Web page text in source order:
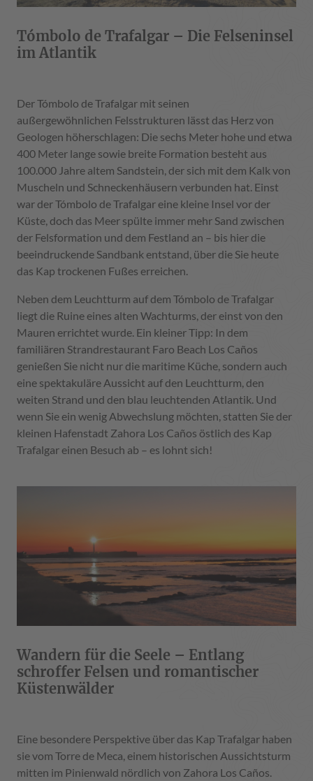
Tómbolo de Trafalgar – Die Felseninsel
im Atlantik
Der Tómbolo de Trafalgar mit seinen
außergewöhnlichen Felsstrukturen lässt das Herz von
Geologen höherschlagen: Die sechs Meter hohe und etwa
400 Meter lange sowie breite Formation besteht aus
100.000 Jahre altem Sandstein, der sich mit dem Kalk von
Muscheln und Schneckenhäusern verbunden hat. Einst
war der Tómbolo de Trafalgar eine kleine Insel vor der
Küste, doch das Meer spülte immer mehr Sand zwischen
der Felsformation und dem Festland an – bis hier die
beeindruckende Sandbank entstand, über die Sie heute
das Kap trockenen Fußes erreichen.
Neben dem Leuchtturm auf dem Tómbolo de Trafalgar
liegt die Ruine eines alten Wachturms, der einst von den
Mauren errichtet wurde. Ein kleiner Tipp: In dem
familiären Strandrestaurant Faro Beach Los Caños
genießen Sie nicht nur die maritime Küche, sondern auch
eine spektakuläre Aussicht auf den Leuchtturm, den
weiten Strand und den blau leuchtenden Atlantik. Und
wenn Sie ein wenig Abwechslung möchten, statten Sie der
kleinen Hafenstadt Zahora Los Caños östlich des Kap
Trafalgar einen Besuch ab – es lohnt sich!
Wandern für die Seele – Entlang
schroffer Felsen und romantischer
Küstenwälder
Eine besondere Perspektive über das Kap Trafalgar haben
sie vom Torre de Meca, einem historischen Aussichtsturm
mitten im Pinienwald nördlich von Zahora Los Caños.